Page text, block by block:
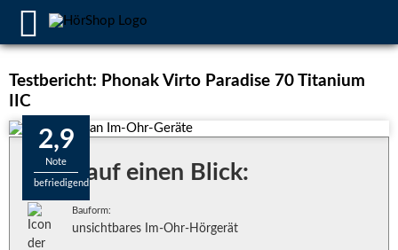
Testbericht: Phonak Virto Paradise 70 Titanium
IIC
2,9
Note
befriedigend
Alles auf einen Blick:
Bauform:
unsichtbares Im-Ohr-Hörgerät